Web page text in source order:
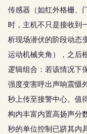
传感器（如红外格栅、
时，主机不只是接收
析现场潜伏的阶段动态
运动机械夹角），之后
逻辑组合：若该情况下
强度变害呼出声响震慑
秒上传至接警中心。值
构内丰富内置高扬声分
秒的单位控制已跻其内